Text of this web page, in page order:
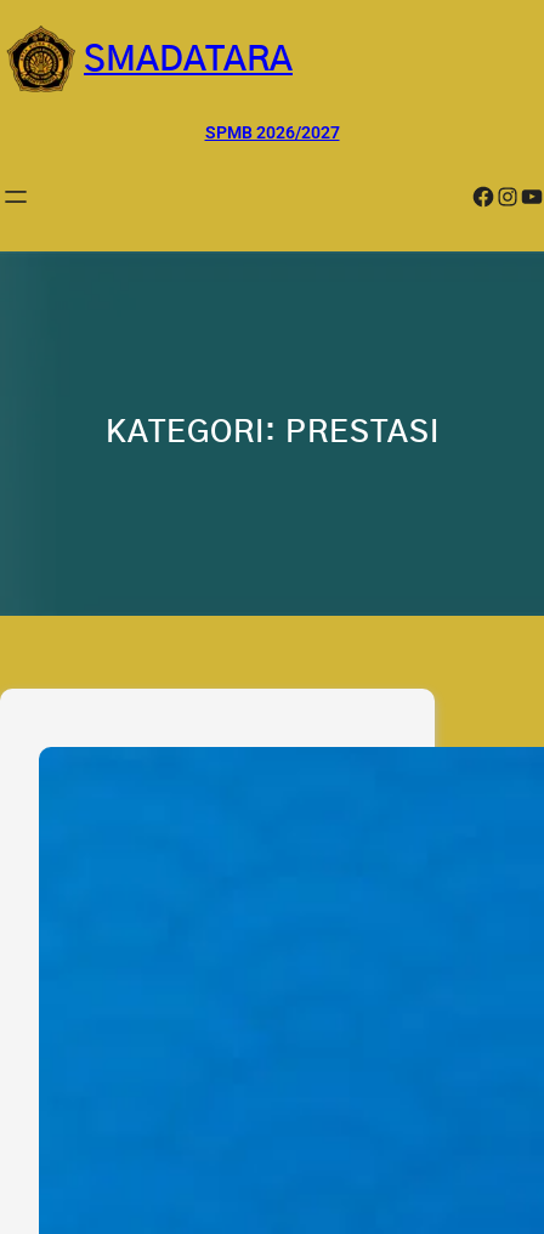
ke
konten
SMADATARA
SPMB 2026/2027
Facebook InstagramYouTube
KATEGORI: PRESTASI